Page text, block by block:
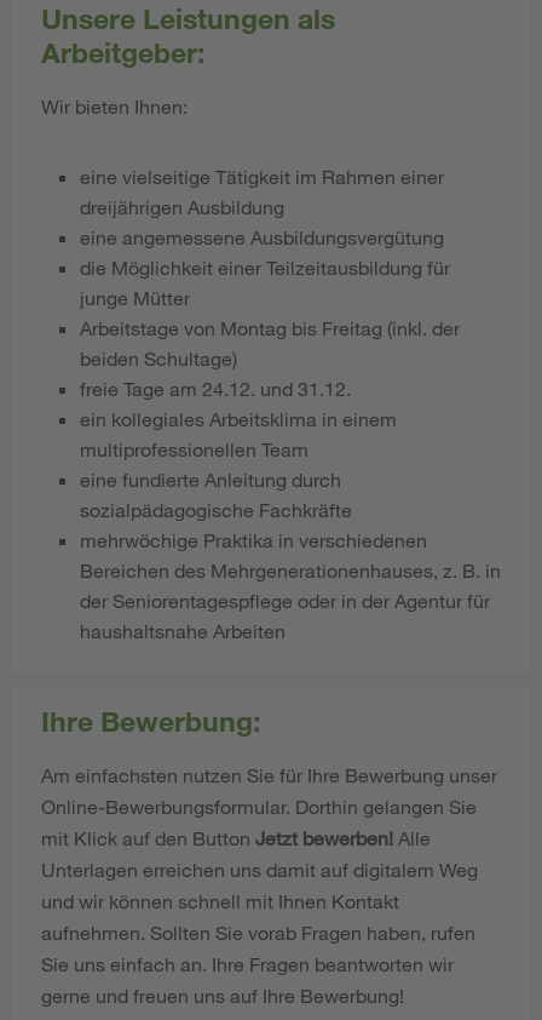
Unsere Leistungen als
Arbeitgeber:
Wir bieten Ihnen:
eine vielseitige Tätigkeit im Rahmen einer
dreijährigen Ausbildung
eine angemessene Ausbildungsvergütung
die Möglichkeit einer Teilzeitausbildung für
junge Mütter
Arbeitstage von Montag bis Freitag (inkl. der
beiden Schultage)
freie Tage am 24.12. und 31.12.
ein kollegiales Arbeitsklima in einem
multiprofessionellen Team
eine fundierte Anleitung durch
sozialpädagogische Fachkräfte
mehrwöchige Praktika in verschiedenen
Bereichen des Mehrgenerationenhauses, z. B. in
der Seniorentagespflege oder in der Agentur für
haushaltsnahe Arbeiten
Ihre Bewerbung:
Am einfachsten nutzen Sie für Ihre Bewerbung unser
Online-Bewerbungsformular. Dorthin gelangen Sie
mit Klick auf den Button Jetzt bewerben! Alle
Unterlagen erreichen uns damit auf digitalem Weg
und wir können schnell mit Ihnen Kontakt
aufnehmen. Sollten Sie vorab Fragen haben, rufen
Sie uns einfach an. Ihre Fragen beantworten wir
gerne und freuen uns auf Ihre Bewerbung!